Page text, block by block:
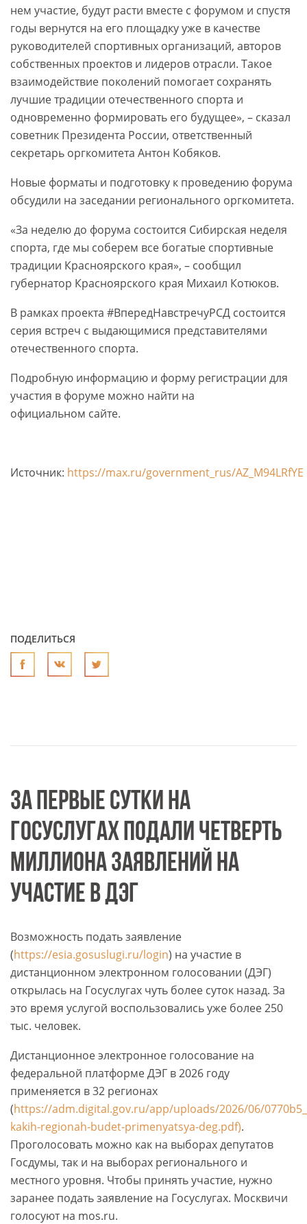
нем участие, будут расти вместе с форумом и спустя
годы вернутся на его площадку уже в качестве
руководителей спортивных организаций, авторов
собственных проектов и лидеров отрасли. Такое
взаимодействие поколений помогает сохранять
лучшие традиции отечественного спорта и
одновременно формировать его будущее», – сказал
советник Президента России, ответственный
секретарь оргкомитета Антон Кобяков.
Новые форматы и подготовку к проведению форума
обсудили на заседании регионального оргкомитета.
«За неделю до форума состоится Сибирская неделя
спорта, где мы соберем все богатые спортивные
традиции Красноярского края», – сообщил
губернатор Красноярского края Михаил Котюков.
В рамках проекта #ВпередНавстречуРСД состоится
серия встреч с выдающимися представителями
отечественного спорта.
Подробную информацию и форму регистрации для
участия в форуме можно найти на
официальном сайте.
Источник: https://max.ru/government_rus/AZ_M94LRfYE
ПОДЕЛИТЬСЯ
ЗА ПЕРВЫЕ СУТКИ НА
ГОСУСЛУГАХ ПОДАЛИ ЧЕТВЕРТЬ
МИЛЛИОНА ЗАЯВЛЕНИЙ НА
УЧАСТИЕ В ДЭГ
Возможность подать заявление
(https://esia.gosuslugi.ru/login) на участие в
дистанционном электронном голосовании (ДЭГ)
открылась на Госуслугах чуть более суток назад. За
это время услугой воспользовались уже более 250
тыс. человек.
Дистанционное электронное голосование на
федеральной платформе ДЭГ в 2026 году
применяется в 32 регионах
(https://adm.digital.gov.ru/app/uploads/2026/06/
kakih-regionah-budet-primenyatsya-deg.pdf).
Проголосовать можно как на выборах депутатов
Госдумы, так и на выборах регионального и
местного уровня. Чтобы принять участие, нужно
заранее подать заявление на Госуслугах. Москвичи
голосуют на mos.ru.